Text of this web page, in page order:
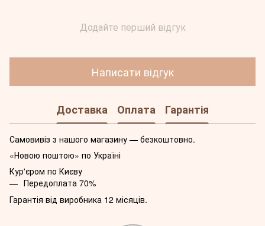
Додайте перший відгук
Написати відгук
Доставка Оплата Гарантія
Самовивіз з нашого магазину — безкоштовно.
«Новою поштою» по Україні
Кур'єром по Києву
Передоплата 70%
Гарантія від виробника 12 місяців.